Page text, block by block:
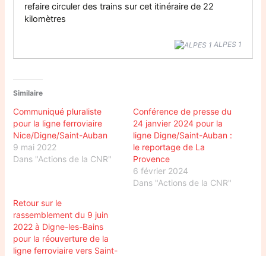
refaire circuler des trains sur cet itinéraire de 22
kilomètres
ALPES 1
Similaire
Communiqué pluraliste
pour la ligne ferroviaire
Nice/Digne/Saint-Auban
9 mai 2022
Dans "Actions de la CNR"
Conférence de presse du
24 janvier 2024 pour la
ligne Digne/Saint-Auban :
le reportage de La
Provence
6 février 2024
Dans "Actions de la CNR"
Retour sur le
rassemblement du 9 juin
2022 à Digne-les-Bains
pour la réouverture de la
ligne ferroviaire vers Saint-